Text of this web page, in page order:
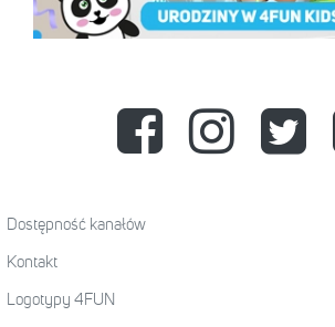
Dostępność kanałów
Kontakt
Logotypy 4FUN